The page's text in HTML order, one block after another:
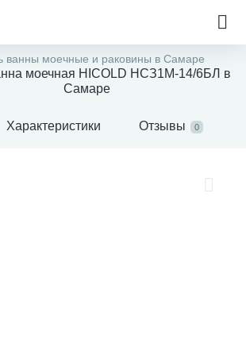
ванны моечные и раковины в Самаре
моечная HICOLD НСЗ1М-14/6БЛ в
Самаре
Характеристики Отзывы 0